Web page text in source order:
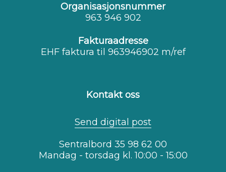
Organisasjonsnummer
963 946 902
Fakturaadresse
EHF faktura til 963946902 m/ref
Kontakt oss
Send digital post
Sentralbord 35 98 62 00
Mandag - torsdag kl. 10:00 - 15:00